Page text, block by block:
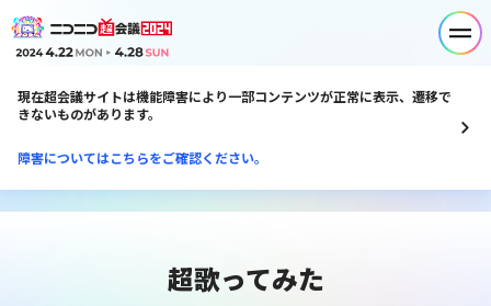
現在超会議サイトは機能障害により一部コンテンツが正常に表示、遷移で
きないものがあります。
障害についてはこちらをご確認ください。
超歌ってみた